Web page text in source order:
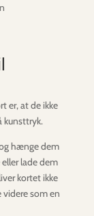
er, at de ikke
kunsttryk.
hænge dem
lade dem
kortet ikke
som en